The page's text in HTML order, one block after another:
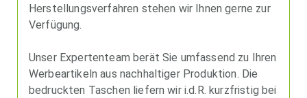
Herstellungsverfahren stehen wir Ihnen gerne zur
Verfügung.
Unser Expertenteam berät Sie umfassend zu Ihren
Werbeartikeln aus nachhaltiger Produktion. Die
bedruckten Taschen liefern wir i.d.R. kurzfristig bei